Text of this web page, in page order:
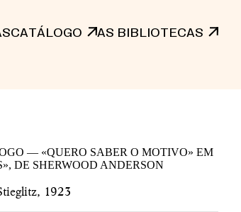
CATÁLOGO AS BIBLIOTECAS
1923